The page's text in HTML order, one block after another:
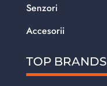
Senzori
Accesorii
TOP BRANDS